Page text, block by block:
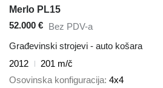
Merlo PL15
52.000 € Bez PDV-a
Građevinski strojevi - auto košara
2012
201 m/č
Osovinska konfiguracija 4x4